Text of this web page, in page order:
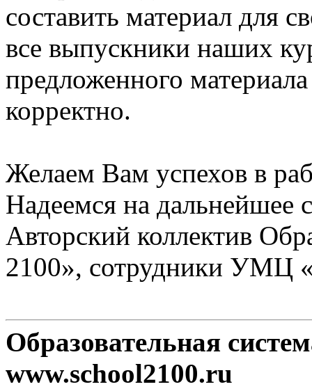
составить материал для
все выпускники наших
предложенного
корректно.
Желаем Вам успехов в
Надеемся на дальнейшее
Авторский коллектив
2100», сотрудники УМЦ
Образовательная
www.school2100.ru